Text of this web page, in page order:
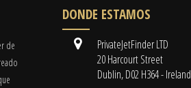
de
DONDE ESTAMOS
PrivateJetFinder LTD
20 Harcourt Street
Dublin, D02 H364 - Ireland